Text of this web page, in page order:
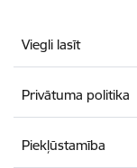
Viegli lasīt
Privātuma politika
Piekļūstamība